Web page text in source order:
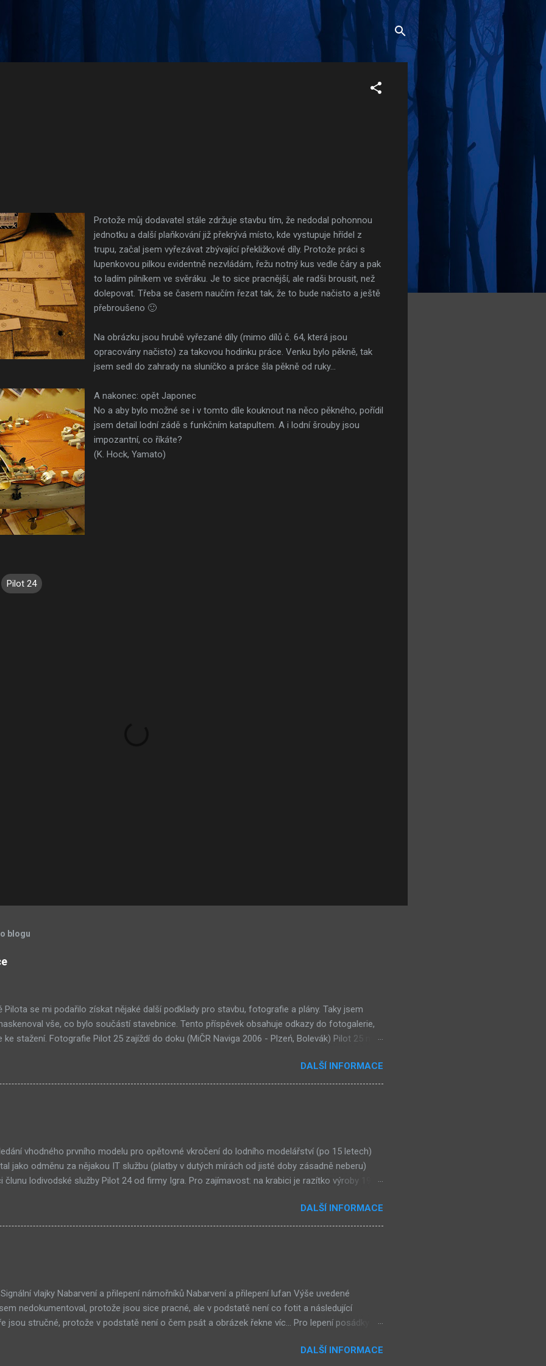
Protože můj dodavatel stále zdržuje stavbu tím, že nedodal pohonnou
jednotku a další plaňkování již překrývá místo, kde vystupuje hřídel z
trupu, začal jsem vyřezávat zbývající překližkové díly. Protože práci s
lupenkovou pilkou evidentně nezvládám, řežu notný kus vedle čáry a pak
to ladím pilníkem ve svěráku. Je to sice pracnější, ale radši brousit, než
dolepovat. Třeba se časem naučím řezat tak, že to bude načisto a ještě
přebroušeno 🙂
Na obrázku jsou hrubě vyřezané díly (mimo dílů č. 64, která jsou
opracovány načisto) za takovou hodinku práce. Venku bylo pěkně, tak
jsem sedl do zahrady na sluníčko a práce šla pěkně od ruky...
A nakonec: opět Japonec
No a aby bylo možné se i v tomto díle kouknout na něco pěkného, pořídil
jsem detail lodní zádě s funkčním katapultem. A i lodní šrouby jsou
impozantní, co říkáte?
(K. Hock, Yamato)
Pilot 24
blogu
Pilota se mi podařilo získat nějaké další podklady pro stavbu, fotografie a plány. Taky jsem
vše, co bylo součástí stavebnice. Tento příspěvek obsahuje odkazy do fotogalerie,
ke stažení. Fotografie Pilot 25 zajíždí do doku (MiČR Naviga 2006 - Plzeń, Bolevák) Pilot 25 na
- Plzeň, Bolevák) Pilot 25 na bodování (ME Naviga NS 2006 - Glowno, 4. místo) Odkazy na
Kuter Pilotowy - Pilot 24 (Jerzy Siwiec, 1961): ZDE Pilot 24 - Stavebnice, obsah: ZDE Pilot
DALŠÍ INFORMACE
vhodného prvního modelu pro opětovné vkročení do lodního modelářství (po 15 letech)
jako odměnu za nějakou IT službu (platby v dutých mírách od jisté doby zásadně neberu)
člunu lodivodské služby Pilot 24 od firmy Igra. Pro zajímavost: na krabici je razítko výroby 1984
žádný jsem ještě nenapsal, beru to jako možnost splatit v této oblasti svůj dluh. Inspirací mi byl
se staví Artur od Anteho. O stavebnici Jak jsem napsal výše, stavebnici vyrobila firma Igra v
DALŠÍ INFORMACE
vlajky Nabarvení a přilepení námořníků Nabarvení a přilepení lufan Výše uvedené
nedokumentoval, protože jsou sice pracné, ale v podstatě není co fotit a následující
jsou stručné, protože v podstatě není o čem psát a obrázek řekne víc... Pro lepení posádky a
lepidla jsou očištěna od nátěru Dremelem se stopkovou frézou a samotné odlitky poctivě
DALŠÍ INFORMACE